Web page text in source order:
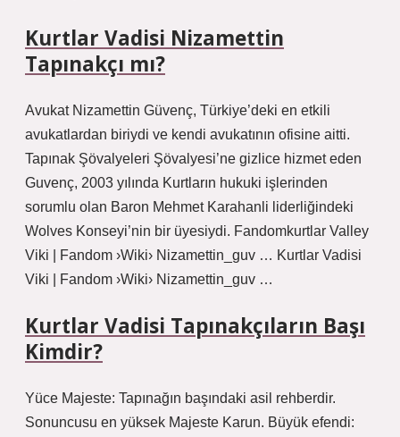
Kurtlar Vadisi Nizamettin
Tapınakçı mı?
Avukat Nizamettin Güvenç, Türkiye’deki en etkili
avukatlardan biriydi ve kendi avukatının ofisine aitti.
Tapınak Şövalyeleri Şövalyesi’ne gizlice hizmet eden
Guvenç, 2003 yılında Kurtların hukuki işlerinden
sorumlu olan Baron Mehmet Karahanli liderliğindeki
Wolves Konseyi’nin bir üyesiydi. Fandomkurtlar Valley
Viki | Fandom ›Wiki› Nizamettin_guv … Kurtlar Vadisi
Viki | Fandom ›Wiki› Nizamettin_guv …
Kurtlar Vadisi Tapınakçıların Başı
Kimdir?
Yüce Majeste: Tapınağın başındaki asil rehberdir.
Sonuncusu en yüksek Majeste Karun. Büyük efendi: